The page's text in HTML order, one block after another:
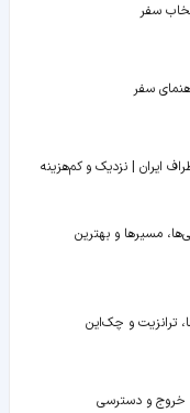
سفر
سفر
ایران | نزدیک و کم‌هزینه
مسیرها و بهترین
ترانزیت و چک‌این
خروج و دسترسی